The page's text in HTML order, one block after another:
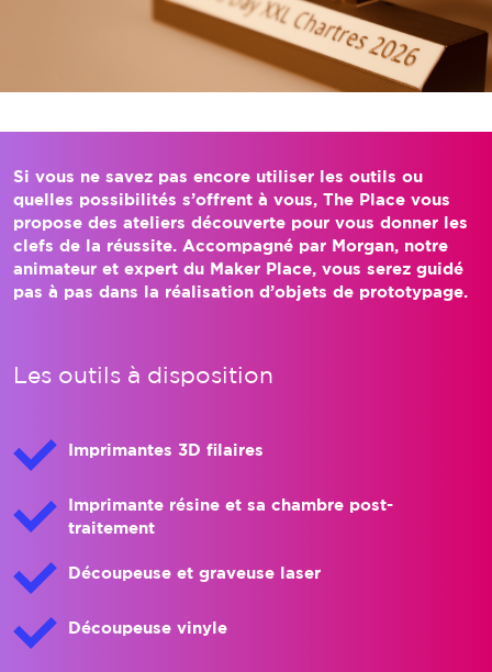
Si vous ne savez pas encore utiliser les outils ou
quelles possibilités s’offrent à vous, The Place vous
propose des ateliers découverte pour vous donner les
clefs de la réussite. Accompagné par Morgan, notre
animateur et expert du Maker Place, vous serez guidé
pas à pas dans la réalisation d’objets de prototypage.
Les outils à disposition
Imprimantes 3D filaires
Imprimante résine et sa chambre post-
traitement
Découpeuse et graveuse laser
Découpeuse vinyle